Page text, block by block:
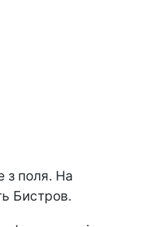
з поля. На
Бистров.